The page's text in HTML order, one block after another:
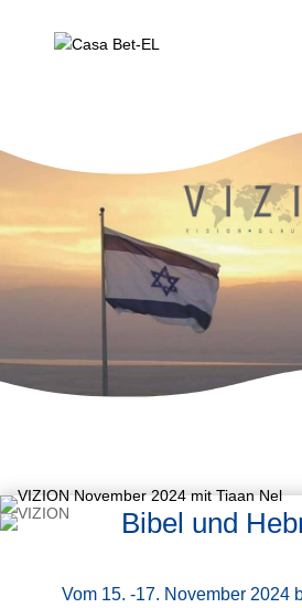
Bibel und
Vom 15. -17. November 2024